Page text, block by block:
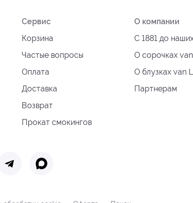
Сервис
Корзина
Частые вопросы
Оплата
Доставка
Возврат
Прокат смокингов
О компании
С 1881 до
О сорочках
О блузках van
Партнерам